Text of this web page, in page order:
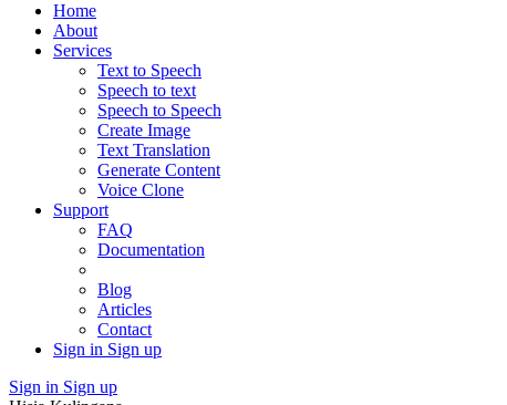
Home
About
Services
Text to Speech
Speech to text
Speech to Speech
Create Image
Text Translation
Generate Content
Voice Clone
Support
FAQ
Documentation
Blog
Articles
Contact
Sign in Sign up
Sign in Sign up